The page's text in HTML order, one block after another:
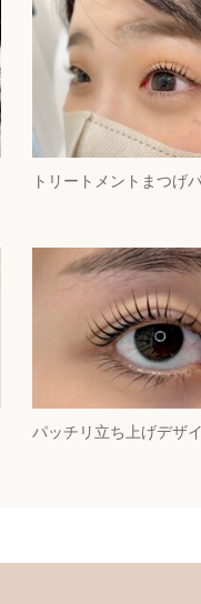
トリートメントまつげ
パッチリ立ち上げデザ